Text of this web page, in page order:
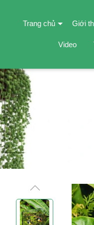
Trang chủ Giới
Video